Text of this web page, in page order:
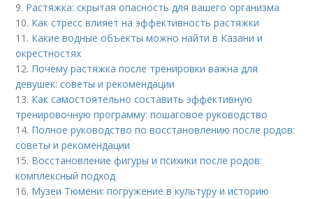
9. Растяжка: скрытая опасность для вашего организма
10. Как стресс влияет на эффективность растяжки
11. Какие водные объекты можно найти в Казани и
окрестностях
12. Почему растяжка после тренировки важна для
девушек: советы и рекомендации
13. Как самостоятельно составить эффективную
тренировочную программу: пошаговое руководство
14. Полное руководство по восстановлению после родов:
советы и рекомендации
15. Восстановление фигуры и психики после родов:
комплексный подход
16. Музеи Тюмени: погружение в культуру и историю